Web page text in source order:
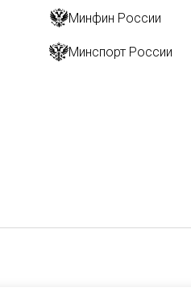
Минфин России
Минспорт России